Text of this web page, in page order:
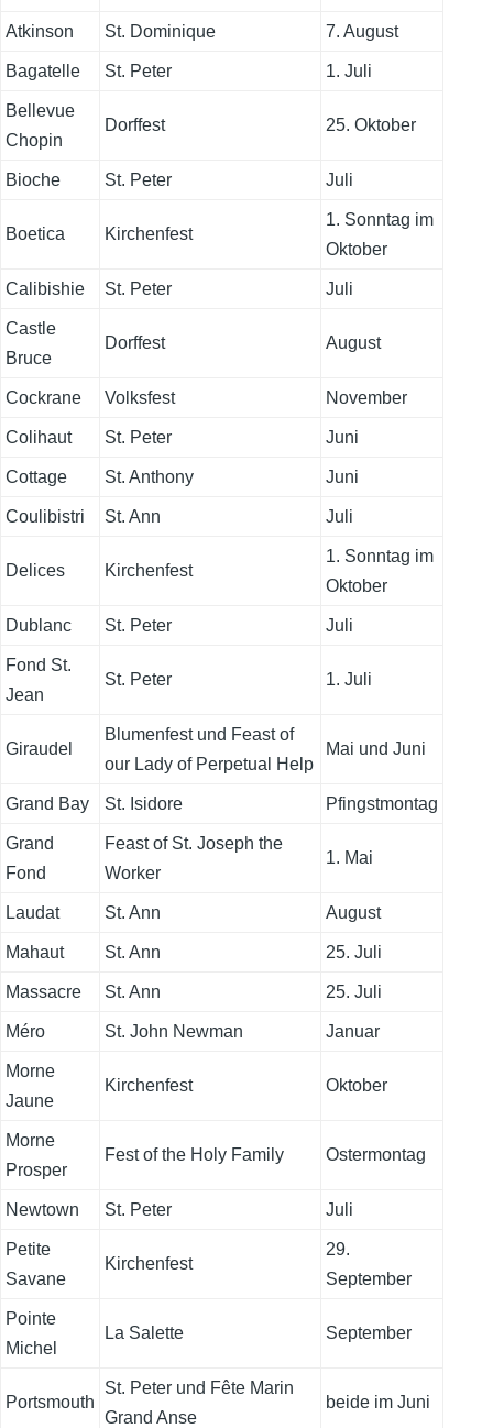
Atkinson St. Dominique 7. August
Bagatelle St. Peter 1. Juli
Bellevue
Chopin
Dorffest 25. Oktober
Bioche St. Peter Juli
Boetica Kirchenfest
1. Sonntag im
Oktober
Calibishie St. Peter Juli
Castle
Bruce
Dorffest August
Cockrane Volksfest November
Colihaut St. Peter Juni
Cottage St. Anthony Juni
Coulibistri St. Ann Juli
Delices Kirchenfest
1. Sonntag im
Oktober
Dublanc St. Peter Juli
Fond St.
Jean
St. Peter 1. Juli
Giraudel
Blumenfest und Feast of
our Lady of Perpetual Help
Mai und Juni
Grand Bay St. Isidore Pfingstmontag
Grand
Fond
Feast of St. Joseph the
Worker
1. Mai
Laudat St. Ann August
Mahaut St. Ann 25. Juli
Massacre St. Ann 25. Juli
Méro St. John Newman Januar
Morne
Jaune
Kirchenfest Oktober
Morne
Prosper
Fest of the Holy Family Ostermontag
Newtown St. Peter Juli
Petite
Savane
Kirchenfest
29.
September
Pointe
Michel
La Salette September
Portsmouth
St. Peter und Fête Marin
Grand Anse
beide im Juni